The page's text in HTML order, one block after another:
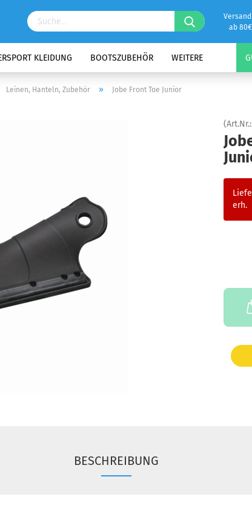
ab
KLEIDUNG BOOTSZUBEHÖR WEITERE
Leinen, Hanteln, Zubehör » Jobe Front Toe Junior
erh.
BESCHREIBUNG